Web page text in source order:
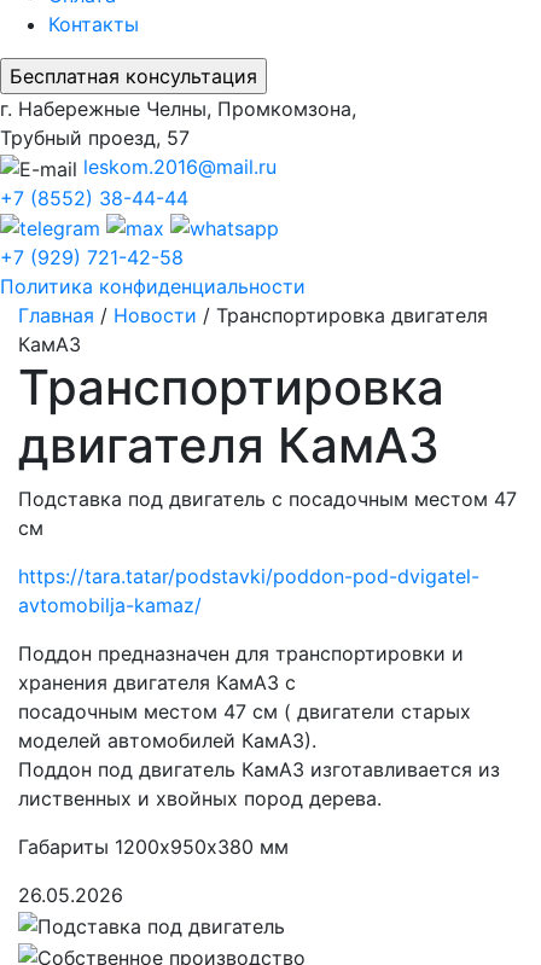
Контакты
г. Набережные Челны, Промкомзона,
Трубный проезд, 57
leskom.2016@mail.ru
+7 (8552) 38-44-44
+7 (929) 721-42-58
Политика конфиденциальности
Главная / Новости / Транспортировка двигателя
КамАЗ
Транспортировка
двигателя КамАЗ
Подставка под двигатель с посадочным местом 47
см
https://tara.tatar/podstavki/poddon-pod-dvigatel-
avtomobilja-kamaz/
Поддон предназначен для транспортировки и
хранения двигателя КамАЗ с
посадочным местом 47 см ( двигатели старых
моделей автомобилей КамАЗ).
Поддон под двигатель КамАЗ изготавливается из
лиственных и хвойных пород дерева.
Габариты 1200х950х380 мм
26.05.2026